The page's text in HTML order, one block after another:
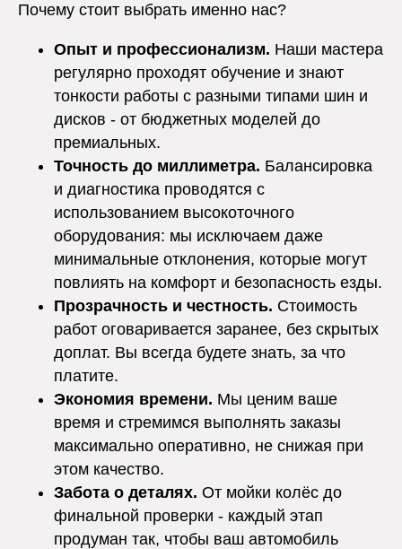
Почему стоит выбрать именно нас?
Опыт и профессионализм. Наши мастера
регулярно проходят обучение и знают
тонкости работы с разными типами шин и
дисков - от бюджетных моделей до
премиальных.
Точность до миллиметра. Балансировка
и диагностика проводятся с
использованием высокоточного
оборудования: мы исключаем даже
минимальные отклонения, которые могут
повлиять на комфорт и безопасность езды.
Прозрачность и честность. Стоимость
работ оговаривается заранее, без скрытых
доплат. Вы всегда будете знать, за что
платите.
Экономия времени. Мы ценим ваше
время и стремимся выполнять заказы
максимально оперативно, не снижая при
этом качество.
Забота о деталях. От мойки колёс до
финальной проверки - каждый этап
продуман так, чтобы ваш автомобиль